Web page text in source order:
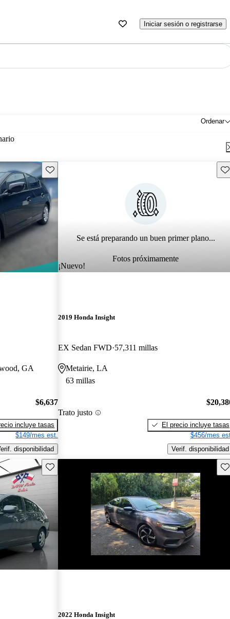
Iniciar sesión o registrarse
Ordenar
Guarda este Aviso
GA
$6,637
incluye tasas
$149/mes est.
disponibilidad
Se está preparando un buen primer plano...
Fotos próximamente
¡Nuevo!
2019 Honda Insight
EX Sedan FWD 57,311 millas
Metairie, LA
63 millas
Trato justo
El precio incluye tasas
$456/mes
Verif. disponibilidad
Guarda este Aviso
2022 Honda Insight